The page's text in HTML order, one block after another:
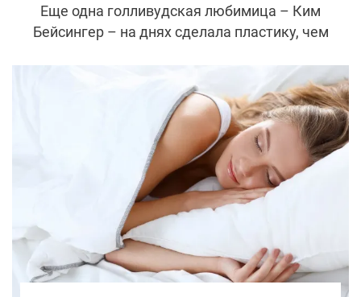
Еще одна голливудская любимица – Ким
Бейсингер – на днях сделала пластику, чем
лицо 61-летней актрисы изменилось до
неузнаваемости, и виной тому
некорректная работа хирурга.